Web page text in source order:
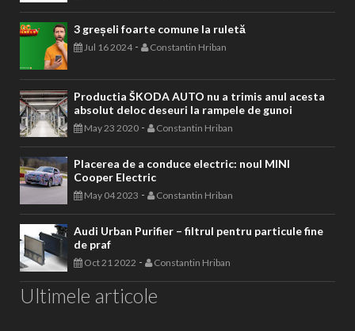
3 greșeli foarte comune la ruletă
Jul 16 2024- Constantin Hriban
Productia ŠKODA AUTO nu a trimis anul acesta
absolut deloc deseuri la rampele de gunoi
May 23 2020 - Constantin Hriban
Placerea de a conduce electric: noul MINI
Cooper Electric
May 04 2023 - Constantin Hriban
Audi Urban Purifier – filtrul pentru particule fine
de praf
Oct 21 2022 - Constantin Hriban
Ultimele articole